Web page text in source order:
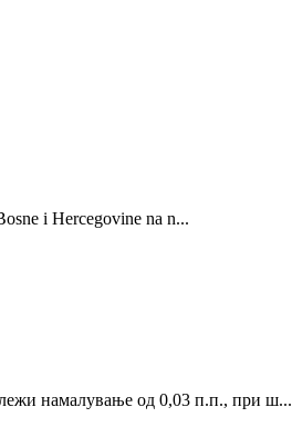
i Hercegovine na n...
намалување од 0,03 п.п., при ш...